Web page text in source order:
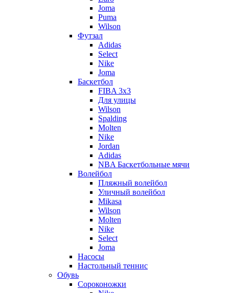
Joma
Puma
Wilson
Футзал
Adidas
Select
Nike
Joma
Баскетбол
FIBA 3x3
Для улицы
Wilson
Spalding
Molten
Nike
Jordan
Adidas
NBA Баскетбольные мячи
Волейбол
Пляжный волейбол
Уличный волейбол
Mikasa
Wilson
Molten
Nike
Select
Joma
Насосы
Настольный теннис
Обувь
Сороконожки